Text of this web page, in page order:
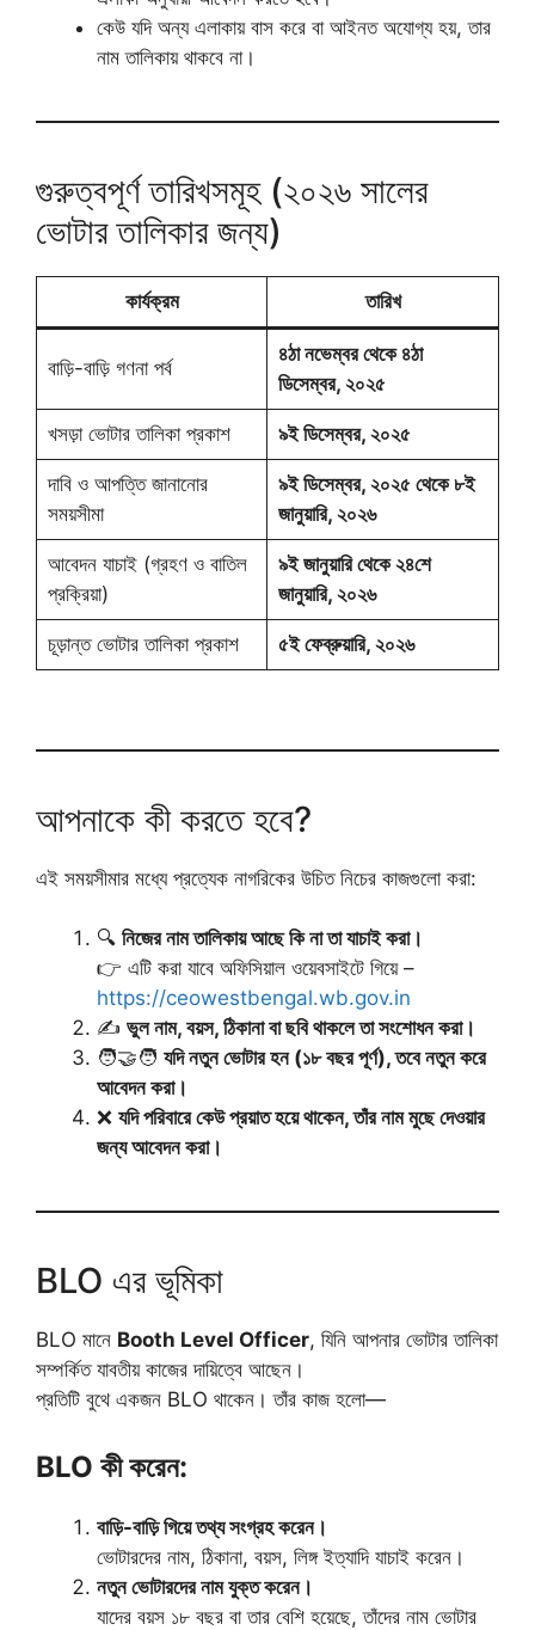
কেউ যদি অন্য এলাকায় বাস করে বা আইনত অযোগ্য হয়, তার
নাম তালিকায় থাকবে না।
গুরুত্বপূর্ণ তারিখসমূহ (২০২৬ সালের
ভোটার তালিকার জন্য)
কার্যক্রম তারিখ
বাড়ি-বাড়ি গণনা পর্ব
৪ঠা নভেম্বর থেকে ৪ঠা
ডিসেম্বর, ২০২৫
খসড়া ভোটার তালিকা প্রকাশ ৯ই ডিসেম্বর, ২০২৫
দাবি ও আপত্তি জানানোর
সময়সীমা
৯ই ডিসেম্বর, ২০২৫ থেকে ৮ই
জানুয়ারি, ২০২৬
আবেদন যাচাই (গ্রহণ ও বাতিল
প্রক্রিয়া)
৯ই জানুয়ারি থেকে ২৪শে
জানুয়ারি, ২০২৬
চূড়ান্ত ভোটার তালিকা প্রকাশ ৫ই ফেব্রুয়ারি, ২০২৬
আপনাকে কী করতে হবে?
এই সময়সীমার মধ্যে প্রত্যেক নাগরিকের উচিত নিচের কাজগুলো করা:
🔍 নিজের নাম তালিকায় আছে কি না তা যাচাই করা।
👉 এটি করা যাবে অফিসিয়াল ওয়েবসাইটে গিয়ে –
https://ceowestbengal.wb.gov.in
✍️ ভুল নাম, বয়স, ঠিকানা বা ছবি থাকলে তা সংশোধন করা।
🧑‍🤝‍🧑 যদি নতুন ভোটার হন (১৮ বছর পূর্ণ), তবে নতুন করে
আবেদন করা।
❌ যদি পরিবারে কেউ প্রয়াত হয়ে থাকেন, তাঁর নাম মুছে দেওয়ার
জন্য আবেদন করা।
BLO এর ভূমিকা
BLO মানে Booth Level Officer, যিনি আপনার ভোটার তালিকা
সম্পর্কিত যাবতীয় কাজের দায়িত্বে আছেন।
প্রতিটি বুথে একজন BLO থাকেন। তাঁর কাজ হলো—
BLO কী করেন:
বাড়ি-বাড়ি গিয়ে তথ্য সংগ্রহ করেন।
ভোটারদের নাম, ঠিকানা, বয়স, লিঙ্গ ইত্যাদি যাচাই করেন।
নতুন ভোটারদের নাম যুক্ত করেন।
যাদের বয়স ১৮ বছর বা তার বেশি হয়েছে, তাঁদের নাম ভোটার